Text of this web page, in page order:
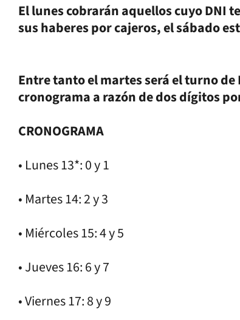
El lunes cobrarán aquellos cuyo DNI
sus haberes por cajeros, el sábado
Entre tanto el martes será el turno
cronograma a razón de dos dígitos
CRONOGRAMA
• Lunes 13*: 0 y 1
• Martes 14: 2 y 3
• Miércoles 15: 4 y 5
• Jueves 16: 6 y 7
• Viernes 17: 8 y 9